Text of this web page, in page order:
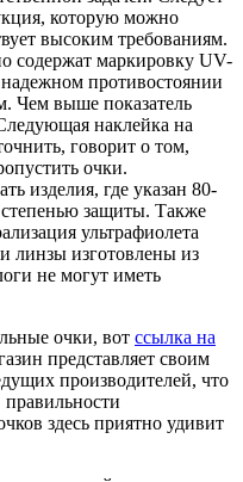
которую можно
высоким требованиям.
содержат маркировку UV-
противостоянии
Чем выше показатель
наклейка на
говорит о том,
очки.
изделия, где указан 80-
степенью защиты. Также
ультрафиолета
линзы изготовлены из
не могут иметь
очки, вот ссылка на
представляет своим
производителей, что
правильности
здесь приятно удивит